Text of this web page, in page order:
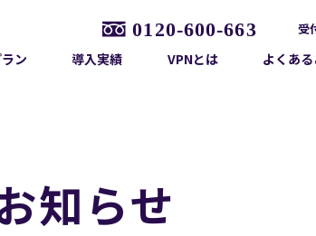
受
ン 導入実績 VPNとは よくあ
知らせ